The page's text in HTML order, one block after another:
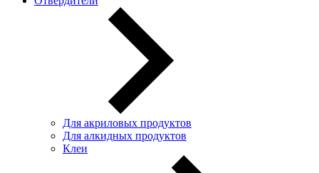
Для акриловых продуктов
Для алкидных продуктов
Клеи